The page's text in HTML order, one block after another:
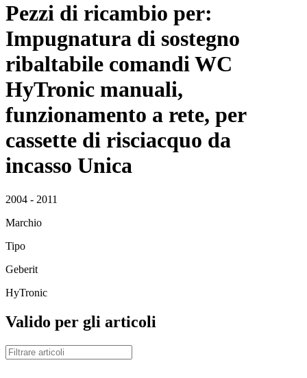
Pezzi di ricambio per:
Impugnatura di sostegno
ribaltabile comandi WC
HyTronic manuali,
funzionamento a rete, per
cassette di risciacquo da
incasso Unica
2004 - 2011
Marchio
Tipo
Geberit
HyTronic
Valido per gli articoli